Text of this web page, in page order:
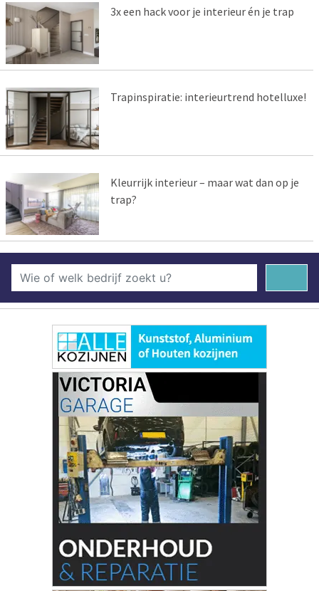
3x een hack voor je interieur én je trap
Trapinspiratie: interieurtrend hotelluxe!
Kleurrijk interieur – maar wat dan op je
trap?